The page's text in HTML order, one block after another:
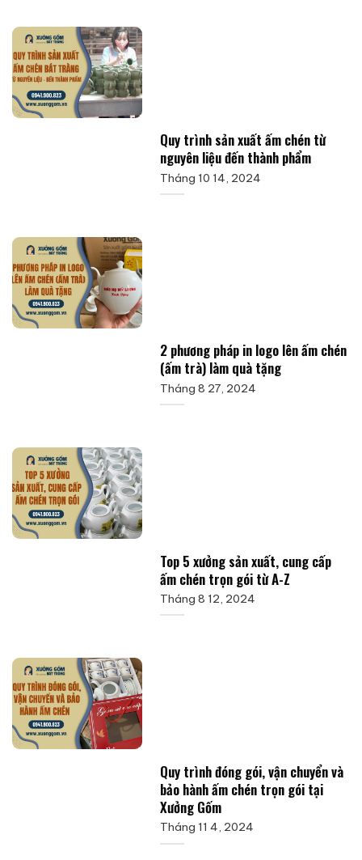
Quy trình sản xuất ấm chén từ
nguyên liệu đến thành phẩm
Tháng 10 14, 2024
2 phương pháp in logo lên ấm chén
(ấm trà) làm quà tặng
Tháng 8 27, 2024
Top 5 xưởng sản xuất, cung cấp
ấm chén trọn gói từ A-Z
Tháng 8 12, 2024
Quy trình đóng gói, vận chuyển và
bảo hành ấm chén trọn gói tại
Xưởng Gốm
Tháng 11 4, 2024